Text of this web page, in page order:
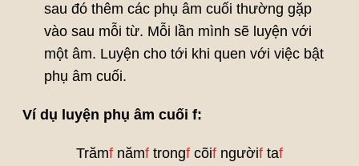
sau đó thêm các phụ âm cuối thường gặp
vào sau mỗi từ. Mỗi lần mình sẽ luyện với
một âm. Luyện cho tới khi quen với việc bật
phụ âm cuối.
Ví dụ luyện phụ âm cuối f:
Trămf nămf trongf cõif ngườif taf